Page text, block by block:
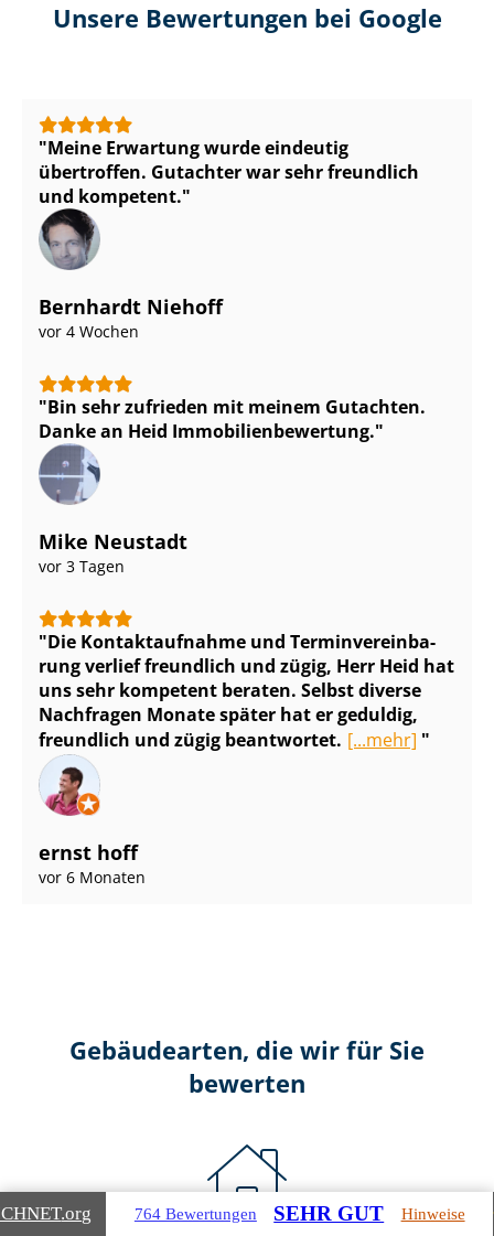
Unsere Bewertungen bei Google
Meine Erwartung wurde eindeutig
übertroffen. Gutachter war sehr freundlich
und kompetent.
Bernhardt Niehoff
vor 4 Wochen
Bin sehr zufrieden mit meinem Gutachten.
Danke an Heid Im­mo­bi­li­en­be­wer­tung.
Mike Neustadt
vor 3 Tagen
Die Kontaktaufnahme und Ter­min­ver­ein­ba­
rung verlief freundlich und zügig, Herr Heid hat
uns sehr kompetent beraten. Selbst diverse
Nachfragen Monate später hat er geduldig,
freundlich und zügig beantwortet. [...mehr]
ernst hoff
vor 6 Monaten
Gebäudearten, die wir für Sie
bewerten
.org 764 Bewertungen SEHR GUT Hinweise